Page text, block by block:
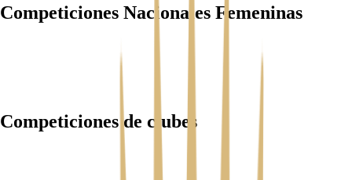
Competiciones Nacionales Femeninas
Competiciones de clubes